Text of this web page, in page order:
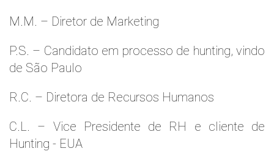
M.M. – Diretor de Marketing
P.S. – Candidato em processo de hunting, vindo
de São Paulo
R.C. – Diretora de Recursos Humanos
C.L. – Vice Presidente de RH e cliente de
Hunting - EUA